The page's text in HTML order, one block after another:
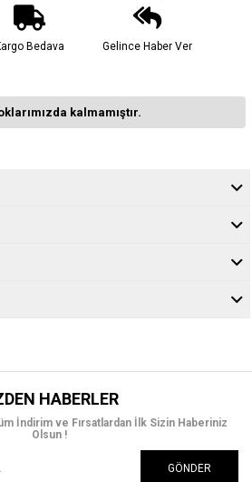
Bedava Gelince Haber Ver
kalmamıştır.
HABERLER
İndirim ve Fırsatlardan İlk Sizin Haberiniz
Olsun !
GÖNDER